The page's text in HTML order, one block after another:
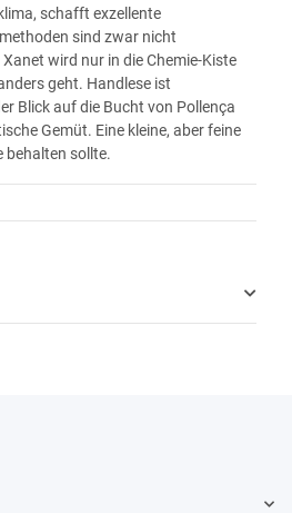
schafft exzellente
sind zwar nicht
wird nur in die Chemie-Kiste
geht. Handlese ist
Blick auf die Bucht von Pollença
Gemüt. Eine kleine, aber feine
behalten sollte.